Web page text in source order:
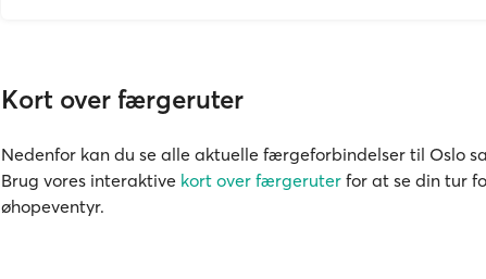
Kort over færgeruter
Nedenfor kan du se alle aktuelle færgeforbindelser til Oslo
Brug vores interaktive kort over færgeruter for at se din tur
øhopeventyr.